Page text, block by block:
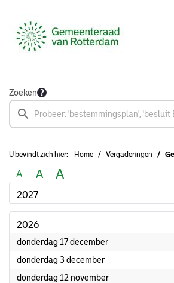
Zoeken
U bevindt zich hier: Home Vergaderingen
A A A
2027
2026
donderdag 17 december2026
donderdag 3 december2026
donderdag 12 november2026